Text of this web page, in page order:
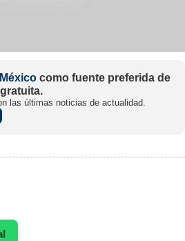
como fuente preferida de
las últimas noticias de actualidad.